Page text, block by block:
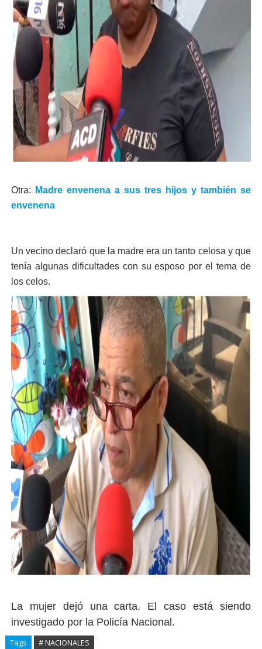
Otra:
Madre envenena a sus tres hijos y también se
envenena
Un vecino declaró que la madre era un tanto celosa y que
tenía algunas dificultades con su esposo por el tema de
los celos.
La mujer dejó una carta. El caso está siendo
investigado por la Policía Nacional.
Tags # NACIONALES